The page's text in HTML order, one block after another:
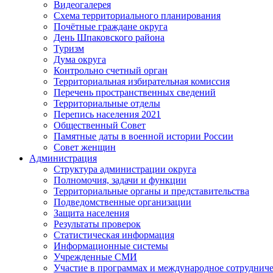
Видеогалерея
Схема территориального планирования
Почётные граждане округа
День Шпаковского района
Туризм
Дума округа
Контрольно счетный орган
Территориальная избирательная комиссия
Перечень пространственных сведений
Территориальные отделы
Перепись населения 2021
Общественный Совет
Памятные даты в военной истории России
Совет женщин
Администрация
Структура администрации округа
Полномочия, задачи и функции
Территориальные органы и представительства
Подведомственные организации
Защита населения
Результаты проверок
Статистическая информация
Информационные системы
Учрежденные СМИ
Участие в программах и международное